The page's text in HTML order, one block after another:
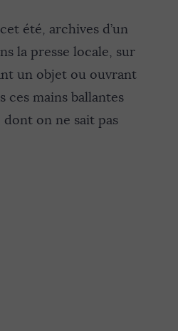
été, archives d’un
la presse locale, sur
un objet ou ouvrant
ces mains ballantes
dont on ne sait pas